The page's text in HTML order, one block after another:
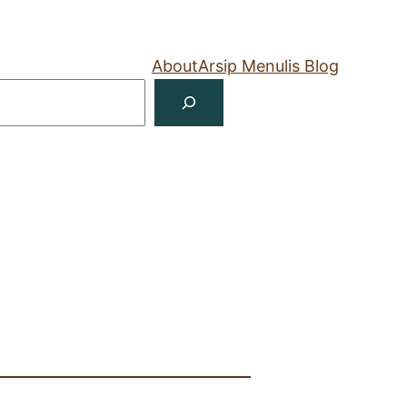
AboutArsip Menulis Blog